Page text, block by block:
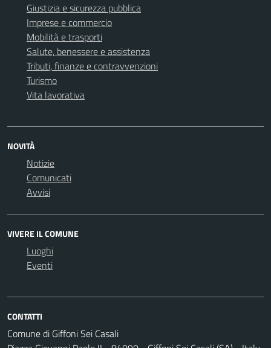
Giustizia e sicurezza pubblica
Imprese e commercio
Mobilità e trasporti
Salute, benessere e assistenza
Tributi, finanze e contravvenzioni
Turismo
Vita lavorativa
NOVITÀ
Notizie
Comunicati
Avvisi
VIVERE IL COMUNE
Luoghi
Eventi
CONTATTI
Comune di Giffoni Sei Casali